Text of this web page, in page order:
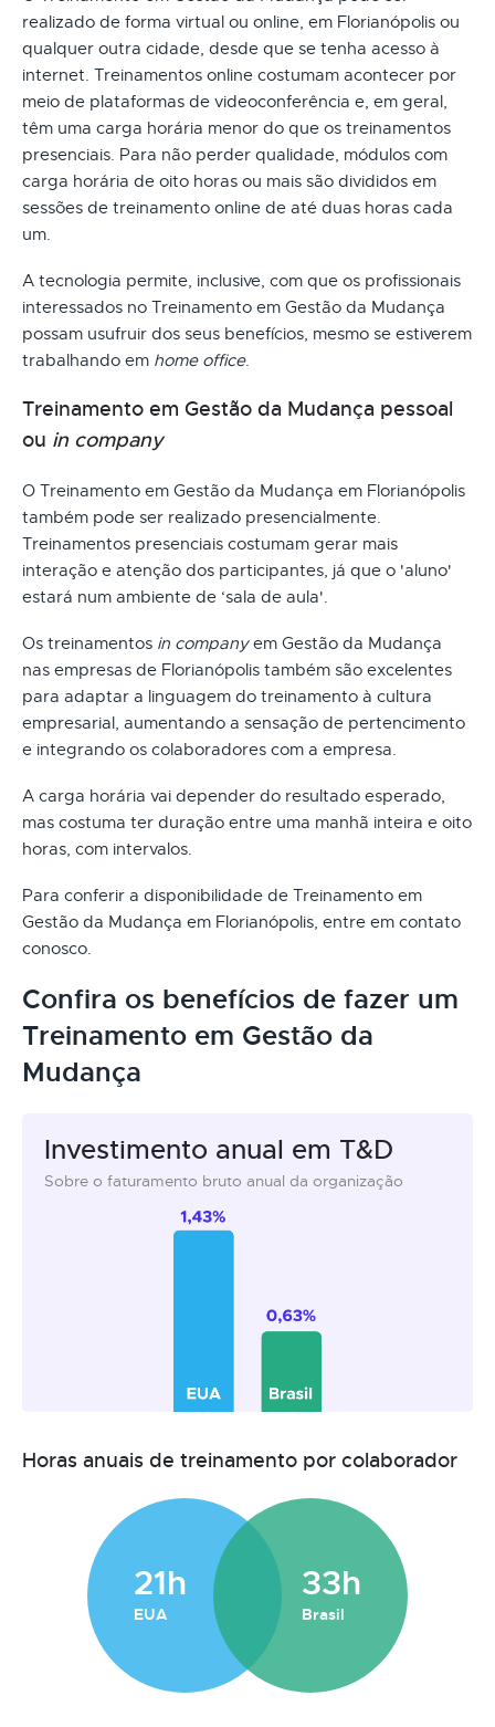
realizado de forma virtual ou online, em Florianópolis ou
qualquer outra cidade, desde que se tenha acesso à
internet. Treinamentos online costumam acontecer por
meio de plataformas de videoconferência e, em geral,
têm uma carga horária menor do que os treinamentos
presenciais. Para não perder qualidade, módulos com
carga horária de oito horas ou mais são divididos em
sessões de treinamento online de até duas horas cada
um.
A tecnologia permite, inclusive, com que os profissionais
interessados no Treinamento em Gestão da Mudança
possam usufruir dos seus benefícios, mesmo se estiverem
trabalhando em home office.
Treinamento em Gestão da Mudança pessoal
ou in company
O Treinamento em Gestão da Mudança em Florianópolis
também pode ser realizado presencialmente.
Treinamentos presenciais costumam gerar mais
interação e atenção dos participantes, já que o 'aluno'
estará num ambiente de ‘sala de aula'.
Os treinamentos in companyem Gestão da Mudança
nas empresas de Florianópolis também são excelentes
para adaptar a linguagem do treinamento à cultura
empresarial, aumentando a sensação de pertencimento
e integrando os colaboradores com a empresa.
A carga horária vai depender do resultado esperado,
mas costuma ter duração entre uma manhã inteira e oito
horas, com intervalos.
Para conferir a disponibilidade de Treinamento em
Gestão da Mudança em Florianópolis, entre em contato
conosco.
Confira os benefícios de fazer um
Treinamento em Gestão da
Mudança
Investimento anual em T&D
Sobre o faturamento bruto anual da organização
Horas anuais de treinamento por colaborador
21h
EUA
33h
Brasil